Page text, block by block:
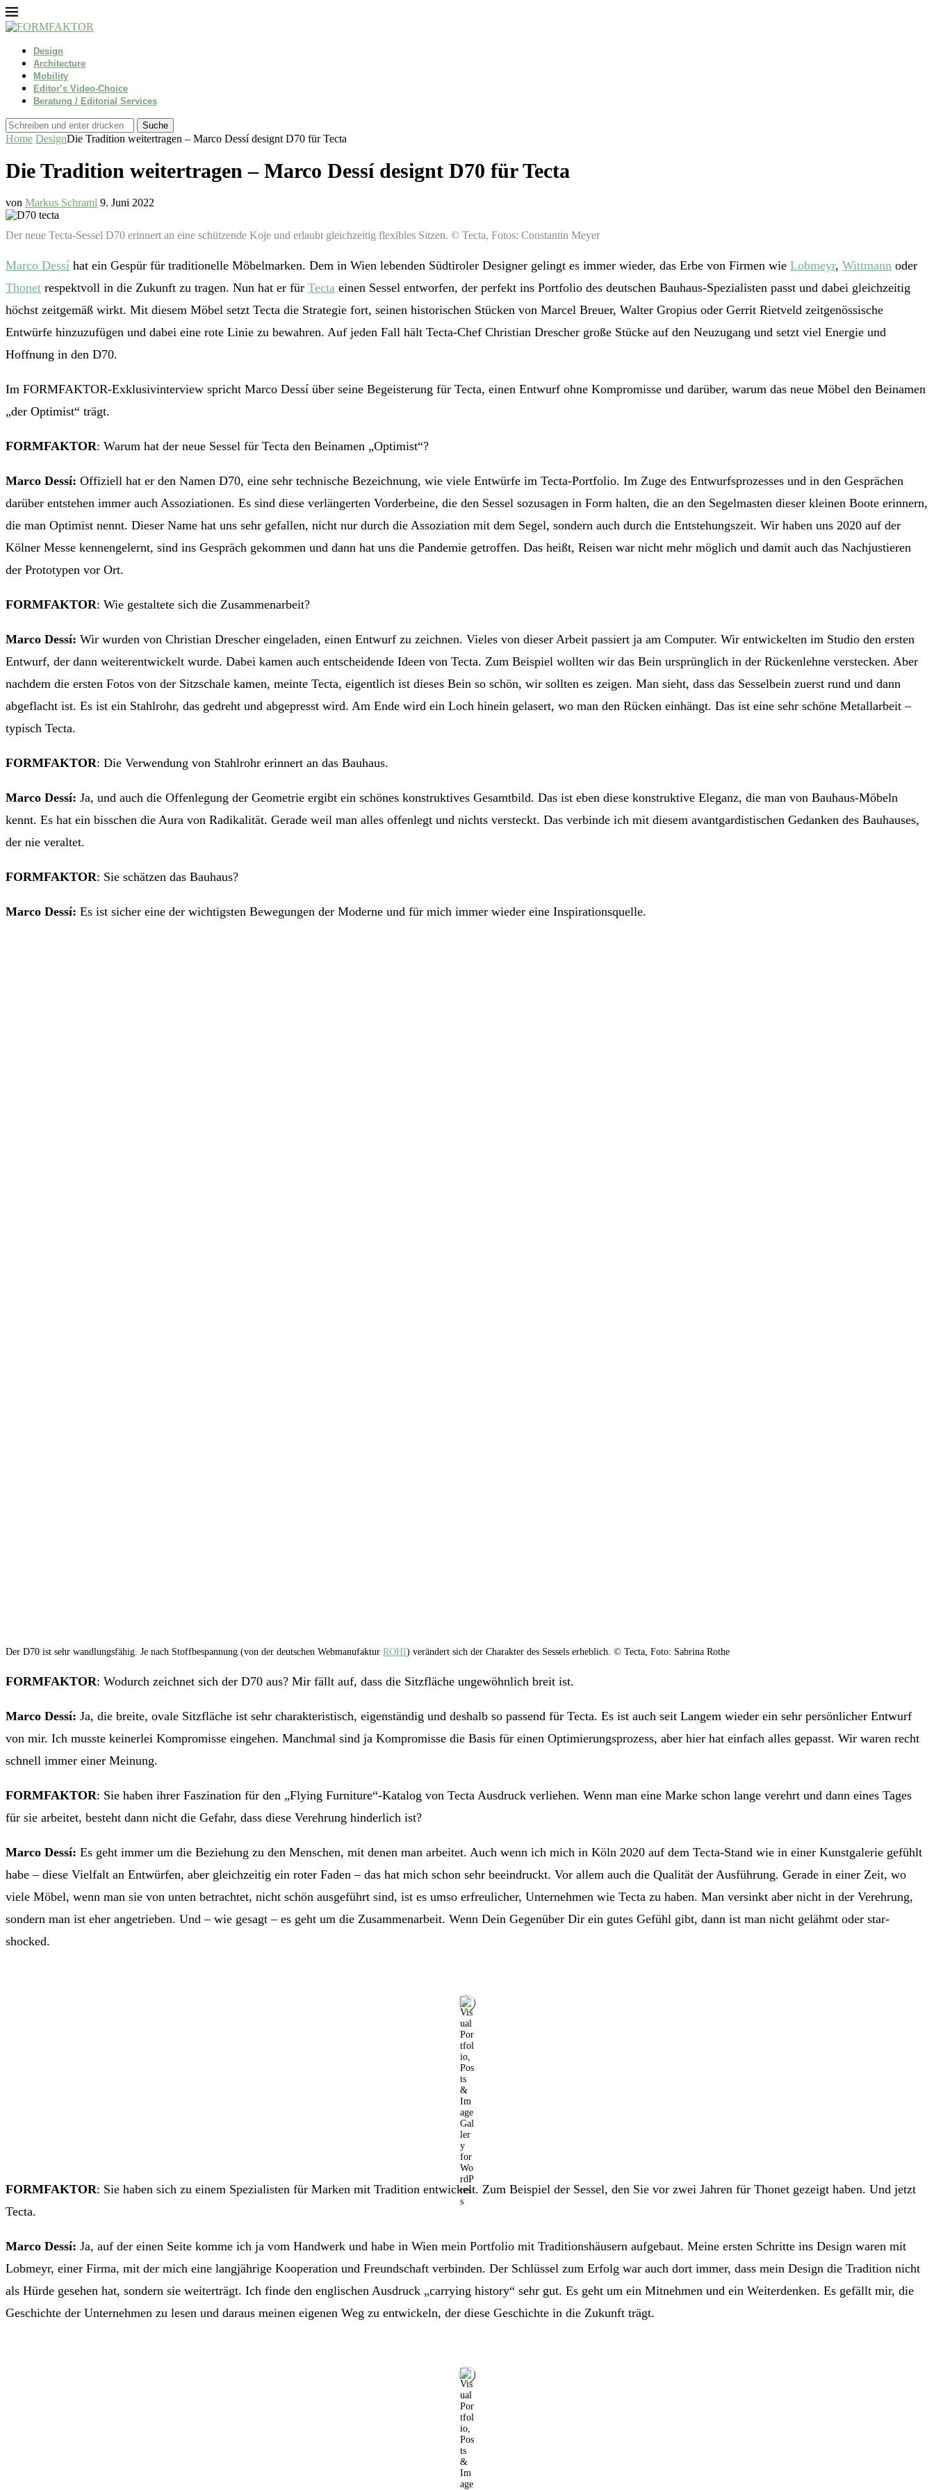
Design
Architecture
Mobility
Editor’s Video-Choice
Beratung / Editorial Services
Suche
Home DesignDie Tradition weitertragen – Marco Dessí designt D70 für Tecta
Die Tradition weitertragen – Marco Dessí designt D70 für Tecta
von Markus Schraml 9. Juni 2022
Der neue Tecta-Sessel D70 erinnert an eine schützende Koje und erlaubt gleichzeitig flexibles Sitzen. © Tecta, Fotos: Constantin Meyer
Marco Dessí hat ein Gespür für traditionelle Möbelmarken. Dem in Wien lebenden Südtiroler Designer gelingt es immer wieder, das Erbe von Firmen wie Lobmeyr, Wittmann oder
Thonet respektvoll in die Zukunft zu tragen. Nun hat er für Tecta einen Sessel entworfen, der perfekt ins Portfolio des deutschen Bauhaus-Spezialisten passt und dabei gleichzeitig
höchst zeitgemäß wirkt. Mit diesem Möbel setzt Tecta die Strategie fort, seinen historischen Stücken von Marcel Breuer, Walter Gropius oder Gerrit Rietveld zeitgenössische
Entwürfe hinzuzufügen und dabei eine rote Linie zu bewahren. Auf jeden Fall hält Tecta-Chef Christian Drescher große Stücke auf den Neuzugang und setzt viel Energie und
Hoffnung in den D70.
Im FORMFAKTOR-Exklusivinterview spricht Marco Dessí über seine Begeisterung für Tecta, einen Entwurf ohne Kompromisse und darüber, warum das neue Möbel den Beinamen
„der Optimist“ trägt.
FORMFAKTOR: Warum hat der neue Sessel für Tecta den Beinamen „Optimist“?
Marco Dessí: Offiziell hat er den Namen D70, eine sehr technische Bezeichnung, wie viele Entwürfe im Tecta-Portfolio. Im Zuge des Entwurfsprozesses und in den Gesprächen
darüber entstehen immer auch Assoziationen. Es sind diese verlängerten Vorderbeine, die den Sessel sozusagen in Form halten, die an den Segelmasten dieser kleinen Boote erinnern,
die man Optimist nennt. Dieser Name hat uns sehr gefallen, nicht nur durch die Assoziation mit dem Segel, sondern auch durch die Entstehungszeit. Wir haben uns 2020 auf der
Kölner Messe kennengelernt, sind ins Gespräch gekommen und dann hat uns die Pandemie getroffen. Das heißt, Reisen war nicht mehr möglich und damit auch das Nachjustieren
der Prototypen vor Ort.
FORMFAKTOR: Wie gestaltete sich die Zusammenarbeit?
Marco Dessí: Wir wurden von Christian Drescher eingeladen, einen Entwurf zu zeichnen. Vieles von dieser Arbeit passiert ja am Computer. Wir entwickelten im Studio den ersten
Entwurf, der dann weiterentwickelt wurde. Dabei kamen auch entscheidende Ideen von Tecta. Zum Beispiel wollten wir das Bein ursprünglich in der Rückenlehne verstecken. Aber
nachdem die ersten Fotos von der Sitzschale kamen, meinte Tecta, eigentlich ist dieses Bein so schön, wir sollten es zeigen. Man sieht, dass das Sesselbein zuerst rund und dann
abgeflacht ist. Es ist ein Stahlrohr, das gedreht und abgepresst wird. Am Ende wird ein Loch hinein gelasert, wo man den Rücken einhängt. Das ist eine sehr schöne Metallarbeit –
typisch Tecta.
FORMFAKTOR: Die Verwendung von Stahlrohr erinnert an das Bauhaus.
Marco Dessí: Ja, und auch die Offenlegung der Geometrie ergibt ein schönes konstruktives Gesamtbild. Das ist eben diese konstruktive Eleganz, die man von Bauhaus-Möbeln
kennt. Es hat ein bisschen die Aura von Radikalität. Gerade weil man alles offenlegt und nichts versteckt. Das verbinde ich mit diesem avantgardistischen Gedanken des Bauhauses,
der nie veraltet.
FORMFAKTOR: Sie schätzen das Bauhaus?
Marco Dessí: Es ist sicher eine der wichtigsten Bewegungen der Moderne und für mich immer wieder eine Inspirationsquelle.
Der D70 ist sehr wandlungsfähig. Je nach Stoffbespannung (von der deutschen Webmanufaktur ROHI) verändert sich der Charakter des Sessels erheblich. © Tecta, Foto: Sabrina Rothe
FORMFAKTOR: Wodurch zeichnet sich der D70 aus? Mir fällt auf, dass die Sitzfläche ungewöhnlich breit ist.
Marco Dessí: Ja, die breite, ovale Sitzfläche ist sehr charakteristisch, eigenständig und deshalb so passend für Tecta. Es ist auch seit Langem wieder ein sehr persönlicher Entwurf
von mir. Ich musste keinerlei Kompromisse eingehen. Manchmal sind ja Kompromisse die Basis für einen Optimierungsprozess, aber hier hat einfach alles gepasst. Wir waren recht
schnell immer einer Meinung.
FORMFAKTOR: Sie haben ihrer Faszination für den „Flying Furniture“-Katalog von Tecta Ausdruck verliehen. Wenn man eine Marke schon lange verehrt und dann eines Tages
für sie arbeitet, besteht dann nicht die Gefahr, dass diese Verehrung hinderlich ist?
Marco Dessí: Es geht immer um die Beziehung zu den Menschen, mit denen man arbeitet. Auch wenn ich mich in Köln 2020 auf dem Tecta-Stand wie in einer Kunstgalerie gefühlt
habe – diese Vielfalt an Entwürfen, aber gleichzeitig ein roter Faden – das hat mich schon sehr beeindruckt. Vor allem auch die Qualität der Ausführung. Gerade in einer Zeit, wo
viele Möbel, wenn man sie von unten betrachtet, nicht schön ausgeführt sind, ist es umso erfreulicher, Unternehmen wie Tecta zu haben. Man versinkt aber nicht in der Verehrung,
sondern man ist eher angetrieben. Und – wie gesagt – es geht um die Zusammenarbeit. Wenn Dein Gegenüber Dir ein gutes Gefühl gibt, dann ist man nicht gelähmt oder star-
shocked.
FORMFAKTOR: Sie haben sich zu einem Spezialisten für Marken mit Tradition entwickelt. Zum Beispiel der Sessel, den Sie vor zwei Jahren für Thonet gezeigt haben. Und jetzt
Tecta.
Marco Dessí: Ja, auf der einen Seite komme ich ja vom Handwerk und habe in Wien mein Portfolio mit Traditionshäusern aufgebaut. Meine ersten Schritte ins Design waren mit
Lobmeyr, einer Firma, mit der mich eine langjährige Kooperation und Freundschaft verbinden. Der Schlüssel zum Erfolg war auch dort immer, dass mein Design die Tradition nicht
als Hürde gesehen hat, sondern sie weiterträgt. Ich finde den englischen Ausdruck „carrying history“ sehr gut. Es geht um ein Mitnehmen und ein Weiterdenken. Es gefällt mir, die
Geschichte der Unternehmen zu lesen und daraus meinen eigenen Weg zu entwickeln, der diese Geschichte in die Zukunft trägt.